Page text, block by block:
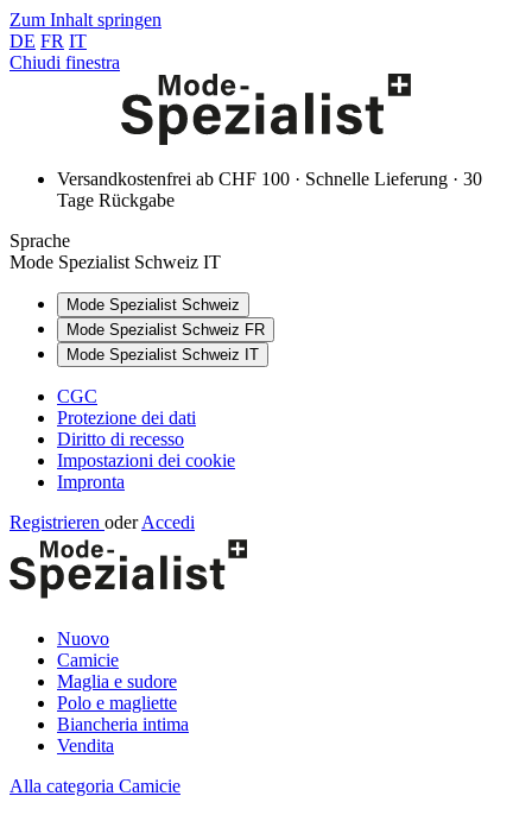
Zum Inhalt springen
DE FR IT
Chiudi finestra
Versandkostenfrei ab CHF 100 · Schnelle Lieferung · 30
Tage Rückgabe
Sprache
Mode Spezialist Schweiz IT
Mode Spezialist Schweiz
Mode Spezialist Schweiz FR
Mode Spezialist Schweiz IT
CGC
Protezione dei dati
Diritto di recesso
Impostazioni dei cookie
Impronta
Registrieren oder Accedi
Nuovo
Camicie
Maglia e sudore
Polo e magliette
Biancheria intima
Vendita
Alla categoria Camicie